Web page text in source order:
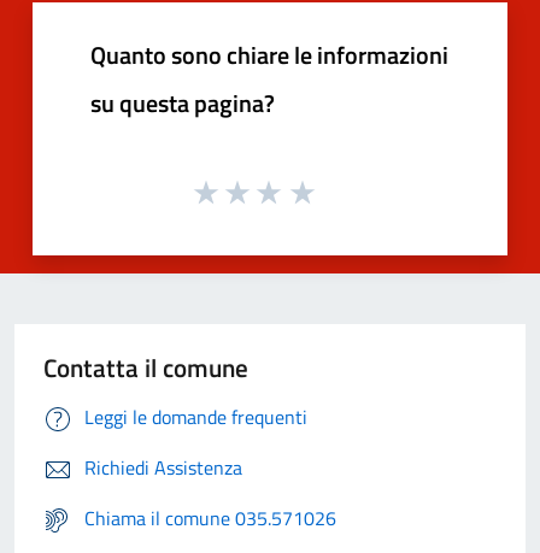
Quanto sono chiare le informazioni
su questa pagina?
Contatta il comune
Leggi le domande frequenti
Richiedi Assistenza
Chiama il comune 035.571026